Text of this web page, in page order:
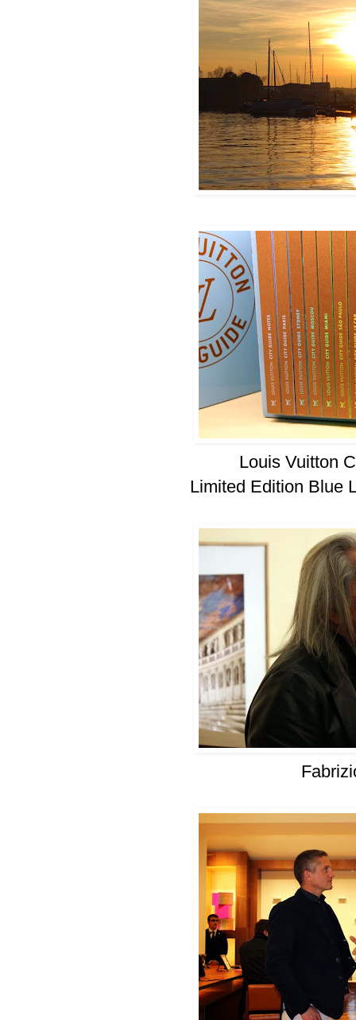
Louis Vuitton
Limited Edition Blue